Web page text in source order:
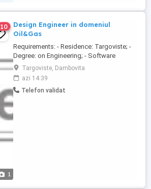
1
10
Design Engineer in domeniul
Oil&Gas
Requirements: - Residence: Targoviste; -
Degree: on Engineering; - Software
Requirements : Microsoft Office, AutoCAD
2D, any 3D software; - Flexibility and
adaptability to change; - Experience: any; -
Good professional presentation; - Fluent
Targoviste, Dambovita
azi 14:39
Telefon validat